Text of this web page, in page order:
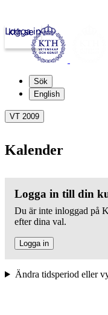
kth.se
Logga in
Sök
English
VT 2009
Kalender
Logga in till din
Du är inte inloggad på
efter dina val.
Logga in
Ändra tidsperiod eller